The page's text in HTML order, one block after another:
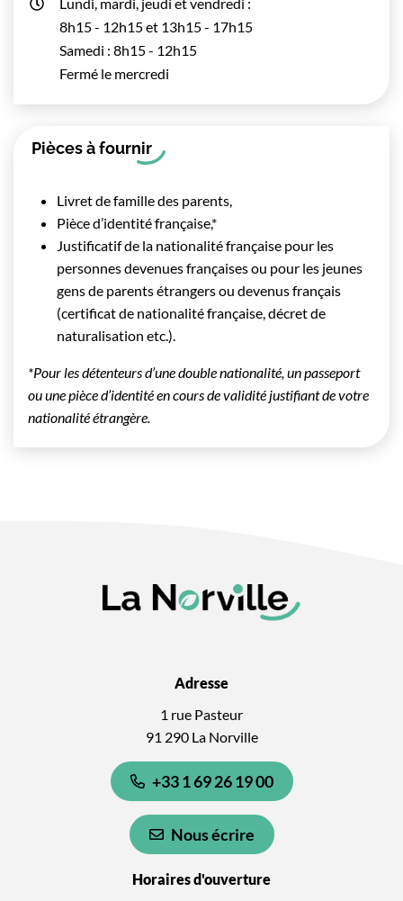
8h15 - 12h15 et 13h15 - 17h15
Samedi : 8h15 - 12h15
Fermé le mercredi
Pièces à fournir
Livret de famille des parents,
Pièce d’identité française,*
Justificatif de la nationalité française pour les
personnes devenues françaises ou pour les jeunes
gens de parents étrangers ou devenus français
(certificat de nationalité française, décret de
naturalisation etc.).
*Pour les détenteurs d’une double nationalité, un passeport
ou une pièce d’identité en cours de validité justifiant de votre
nationalité étrangère.
Adresse
1 rue Pasteur
91 290 La Norville
+33 1 69 26 19 00
Nous écrire
Horaires d'ouverture